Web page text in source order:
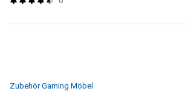
Zubehör Gaming Möbel